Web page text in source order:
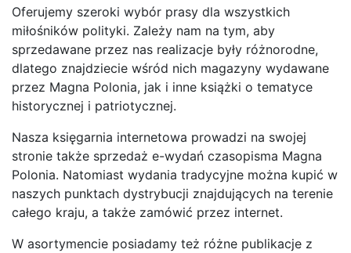
Oferujemy szeroki wybór prasy dla wszystkich
miłośników polityki. Zależy nam na tym, aby
sprzedawane przez nas realizacje były różnorodne,
dlatego znajdziecie wśród nich magazyny wydawane
przez Magna Polonia, jak i inne książki o tematyce
historycznej i patriotycznej.
Nasza księgarnia internetowa prowadzi na swojej
stronie także sprzedaż e-wydań czasopisma Magna
Polonia. Natomiast wydania tradycyjne można kupić w
naszych punktach dystrybucji znajdujących na terenie
całego kraju, a także zamówić przez internet.
W asortymencie posiadamy też różne publikacje z